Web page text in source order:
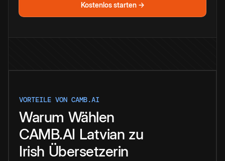
Kostenlos starten →
VORTEILE VON CAMB.AI
Warum Wählen
CAMB.AI Latvian zu
Irish Übersetzerin